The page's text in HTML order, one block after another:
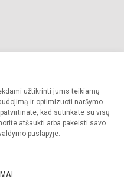
užtikrinti jums teikiamų
ir optimizuoti naršymo
kad sutinkate su visų
atšaukti arba pakeisti savo
puslapyje.
Visos teisės saugomos.
sutikimo griežtai draudžiama.
Slapukų valdymas